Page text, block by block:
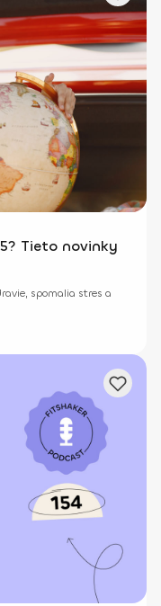
Tieto novinky
spomalia stres a